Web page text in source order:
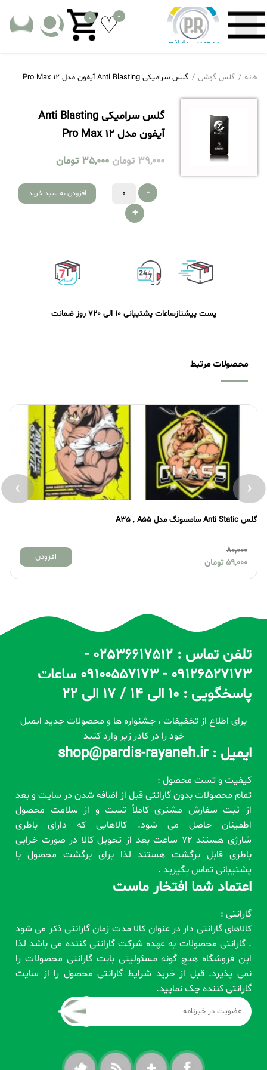
0
0
خانه گلس گوشی گلس سرامیکی Anti Blasting آیفون مدل 12 Pro Max
گلس سرامیکی Anti Blasting
آیفون مدل 12 Pro Max
39,000 تومان 35,000 تومان
-
+
افزودن به سبد خرید
پست پیشتازساعات پشتیبانی 10 الی 20 7 روز ضمانت
محصولات مرتبط
گلس Anti Static سامسونگ مدل A35 , A55
80,000
59,000 تومان
افزودن
‹
›
تلفن تماس : 02536617512 -
09126527173 - 09100557173 ساعات
پاسخگویی : 10 الی 14 / 17 الی 22
برای اطلاع از تخفیفات ، جشنواره ها و محصولات جدید ایمیل
خود را در کادر زیر وارد کنید
ایمیل : shop@pardis-rayaneh.ir
کیفیت و تست محصول :
تمام محصولات بدون گارانتی قبل از اضافه شدن در سایت و بعد
از ثبت سفارش مشتری کاملاً تست و از سلامت محصول
اطمینان حاصل می شود. کالاهایی که دارای باطری
شارژی هستند 72 ساعت بعد از تحویل کالا در صورت خرابی
باطری قابل برگشت هستند لذا برای برگشت محصول با
پشتیبانی تماس بگیرید .
اعتماد شما افتخار ماست
گارانتی :
کالاهای گارانتی دار در عنوان کالا مدت زمان گارانتی ذکر می شود
. گارانتی محصولات به عهده شرکت گارانتی کننده می باشد لذا
این فروشگاه هیچ گونه مسئولیتی بابت گارانتی محصولات را
نمی پذیرد. قبل از خرید شرایط گارانتی محصول را از سایت
گارانتی کننده چک نمایید.